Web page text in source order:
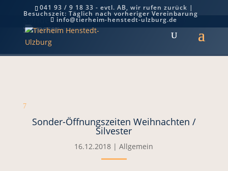
041 93 / 9 18 33 - evtl. AB, wir rufen zurück |
Besuchszeit: Täglich nach vorheriger Vereinbarung
info@tierheim-henstedt-ulzburg.de
Sonder-Öffnungszeiten Weihnachten /
Silvester
7
Sonder-Öffnungszeiten Weihnachten /
Silvester
16.12.2018 |Allgemein